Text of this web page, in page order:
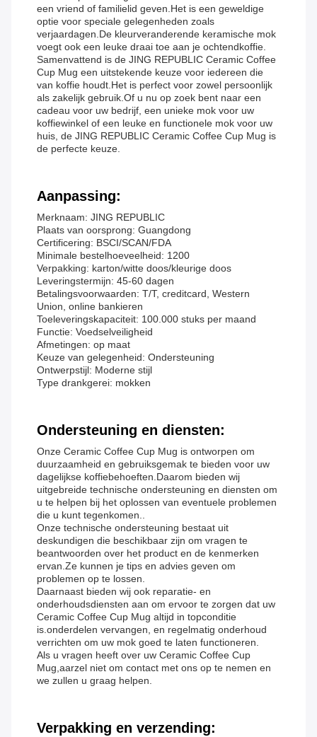
een vriend of familielid geven.Het is een geweldige
optie voor speciale gelegenheden zoals
verjaardagen.De kleurveranderende keramische mok
voegt ook een leuke draai toe aan je ochtendkoffie.
Samenvattend is de JING REPUBLIC Ceramic Coffee
Cup Mug een uitstekende keuze voor iedereen die
van koffie houdt.Het is perfect voor zowel persoonlijk
als zakelijk gebruik.Of u nu op zoek bent naar een
cadeau voor uw bedrijf, een unieke mok voor uw
koffiewinkel of een leuke en functionele mok voor uw
huis, de JING REPUBLIC Ceramic Coffee Cup Mug is
de perfecte keuze.
Aanpassing:
Merknaam: JING REPUBLIC
Plaats van oorsprong: Guangdong
Certificering: BSCI/SCAN/FDA
Minimale bestelhoeveelheid: 1200
Verpakking: karton/witte doos/kleurige doos
Leveringstermijn: 45-60 dagen
Betalingsvoorwaarden: T/T, creditcard, Western
Union, online bankieren
Toeleveringskapaciteit: 100.000 stuks per maand
Functie: Voedselveiligheid
Afmetingen: op maat
Keuze van gelegenheid: Ondersteuning
Ontwerpstijl: Moderne stijl
Type drankgerei: mokken
Ondersteuning en diensten:
Onze Ceramic Coffee Cup Mug is ontworpen om
duurzaamheid en gebruiksgemak te bieden voor uw
dagelijkse koffiebehoeften.Daarom bieden wij
uitgebreide technische ondersteuning en diensten om
u te helpen bij het oplossen van eventuele problemen
die u kunt tegenkomen..
Onze technische ondersteuning bestaat uit
deskundigen die beschikbaar zijn om vragen te
beantwoorden over het product en de kenmerken
ervan.Ze kunnen je tips en advies geven om
problemen op te lossen.
Daarnaast bieden wij ook reparatie- en
onderhoudsdiensten aan om ervoor te zorgen dat uw
Ceramic Coffee Cup Mug altijd in topconditie
is.onderdelen vervangen, en regelmatig onderhoud
verrichten om uw mok goed te laten functioneren.
Als u vragen heeft over uw Ceramic Coffee Cup
Mug,aarzel niet om contact met ons op te nemen en
we zullen u graag helpen.
Verpakking en verzending: